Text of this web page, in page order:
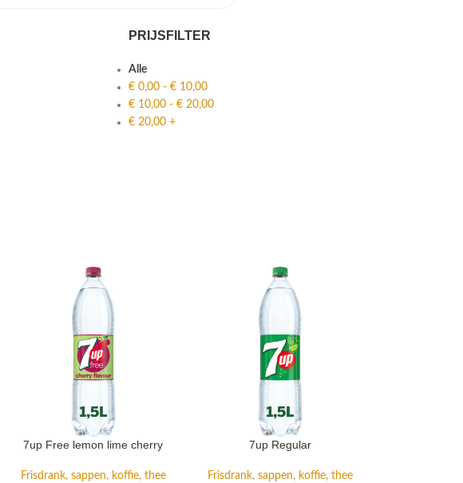
PRIJSFILTER
Alle
€0,00- €10,00
€10,00- €20,00
€20,00+
7up Free lemon lime cherry
Frisdrank, sappen, koffie, thee
7up Regular
Frisdrank, sappen, koffie, thee